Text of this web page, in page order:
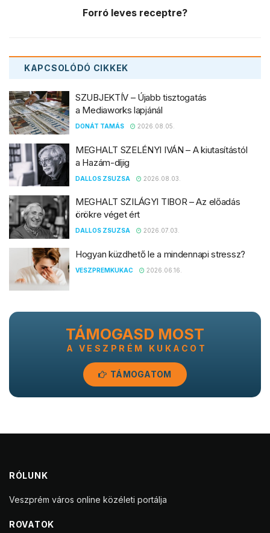
Forró leves receptre?
KAPCSOLÓDÓ CIKKEK
SZUBJEKTÍV – Újabb tisztogatás
a Mediaworks lapjánál
DONÁT TAMÁS 2026.08.05.
MEGHALT SZELÉNYI IVÁN – A kiutasítástól
a Hazám-díjig
DALLOS ZSUZSA 2026.08.03.
MEGHALT SZILÁGYI TIBOR – Az előadás
örökre véget ért
DALLOS ZSUZSA 2026.07.03.
Hogyan küzdhető le a mindennapi stressz?
VESZPREMKUKAC 2026.06.16.
TÁMOGASD MOST
A VESZPRÉM KUKACOT
TÁMOGATOM
RÓLUNK
Veszprém város online közéleti portálja
ROVATOK